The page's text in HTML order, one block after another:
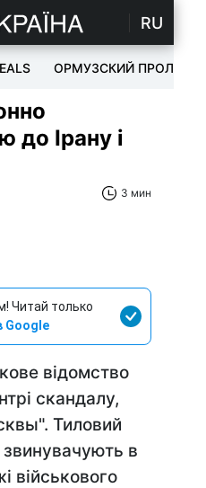
RU
ОРМУЗСКИЙ ПРОЛИВ
до Ірану і
3 мин
Читай только
Google
відомство
скандалу,
Тиловий
звинувачують в
військового